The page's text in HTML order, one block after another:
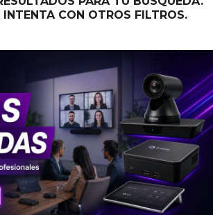
INTENTA CON OTROS FILTROS.